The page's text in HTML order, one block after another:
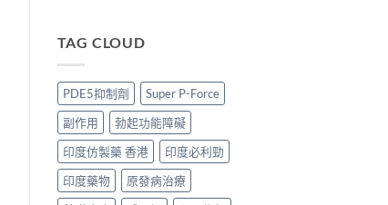
與
買
攻
略〉
價
錢、
果
與
購
攻
略〉
中
比
Tadacip、
Vidalista
邊
款
最
抵？
香
港
仿
VS
原
廠
藥：
效
果、
價
錢、
TAG CLOUD
PDE5抑制劑
Super P-Force
副作用
勃起功能障礙
印度仿製藥 香港
印度必利勁
印度藥物
原發病治療